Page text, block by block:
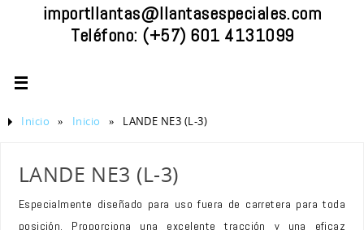
importllantas@llantasespeciales.com
Teléfono: (+57) 601 4131099
Inicio » Inicio » LANDE NE3 (L-3)
LANDE NE3 (L-3)
Especialmente diseñado para uso fuera de carretera para toda
posición. Proporciona una excelente tracción y una eficaz